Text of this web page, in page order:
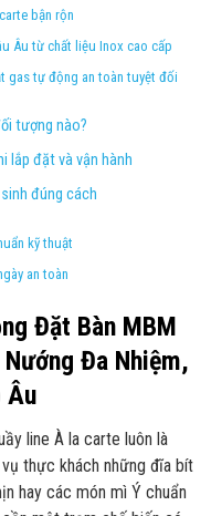
bận rộn
Âu từ chất liệu Inox cao cấp
gas tự động an toàn tuyệt đối
tượng nào?
lắp đặt và vận hành
đúng cách
kỹ thuật
an toàn
Đặt Bàn MBM
Nướng Đa Nhiệm,
Âu
line À la carte luôn là
thực khách những đĩa bít
hay các món mì Ý chuẩn